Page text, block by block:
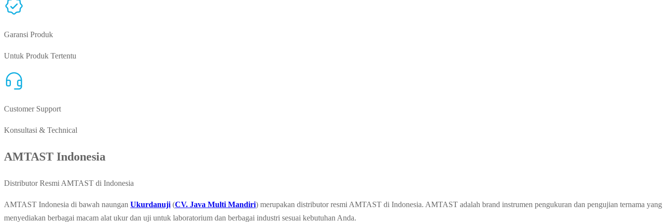
Garansi Produk
Untuk Produk Tertentu
Customer Support
Konsultasi & Technical
AMTAST Indonesia
Distributor Resmi AMTAST di Indonesia
AMTAST Indonesia di bawah naungan Ukurdanuji (CV. Java Multi Mandiri) merupakan distributor resmi AMTAST di Indonesia. AMTAST adalah brand instrumen pengukuran dan pengujian ternama yang
menyediakan berbagai macam alat ukur dan uji untuk laboratorium dan berbagai industri sesuai kebutuhan Anda.